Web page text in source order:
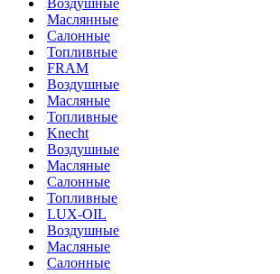
Воздушные
Маслянные
Салонные
Топливные
FRAM
Воздушные
Масляные
Топливные
Knecht
Воздушные
Масляные
Салонные
Топливные
LUX-OIL
Воздушные
Масляные
Салонные